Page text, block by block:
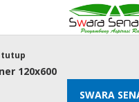
konten
SWARA
tutup